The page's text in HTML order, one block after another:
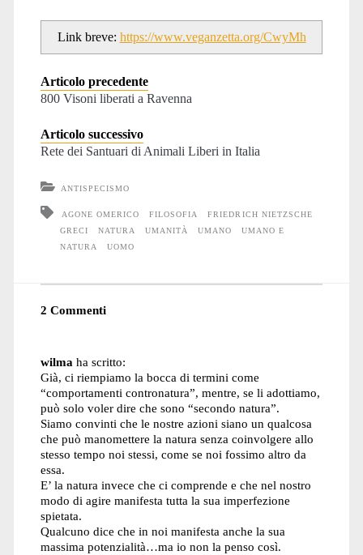
Link breve: https://www.veganzetta.org/CwyMh
Articolo precedente
800 Visoni liberati a Ravenna
Articolo successivo
Rete dei Santuari di Animali Liberi in Italia
ANTISPECISMO
AGONE OMERICO FILOSOFIA
FRIEDRICH NIETZSCHE
GRECI
NATURA UMANITÀ UMANO
UMANO E
NATURA
UOMO
2 Commenti
wilma ha scritto:
Già, ci riempiamo la bocca di termini come
“comportamenti contronatura”, mentre, se li adottiamo,
può solo voler dire che sono “secondo natura”.
Siamo convinti che le nostre azioni siano un qualcosa
che può manomettere la natura senza coinvolgere allo
stesso tempo noi stessi, come se noi fossimo altro da
essa.
E’ la natura invece che ci comprende e che nel nostro
modo di agire manifesta tutta la sua imperfezione
spietata.
Qualcuno dice che in noi manifesta anche la sua
massima potenzialità…ma io non la penso così.